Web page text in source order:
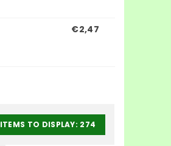
€2,47
ITEMS TO DISPLAY: 274